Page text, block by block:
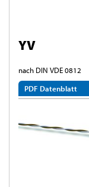
YV
nach DIN VDE 0812
PDF Datenblatt